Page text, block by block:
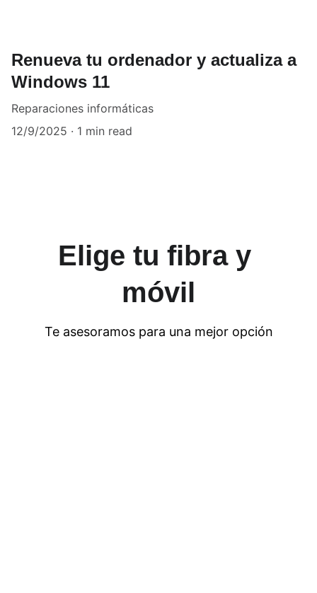
Renueva tu ordenador y actualiza a
Windows 11
Reparaciones informáticas
12/9/2025
1 min read
Elige tu fibra y
móvil
Te asesoramos para una mejor opción